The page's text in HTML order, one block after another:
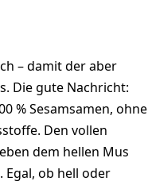
– damit der aber
Die gute Nachricht:
% Sesamsamen, ohne
Den vollen
dem hellen Mus
Egal, ob hell oder